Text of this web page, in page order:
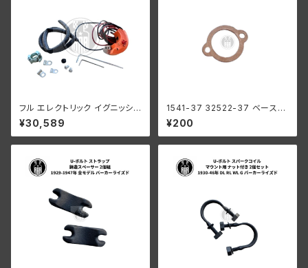
フル エレクトリック イグニッショ
ン ハーレーダビッドソン 1948-
1964年 キックスタート用
¥30,589
1541-37 32522-37 ベースガ
スケット デスビ用 ハーレーダビ
ッドソン 1937-52年 WL UL G
¥200